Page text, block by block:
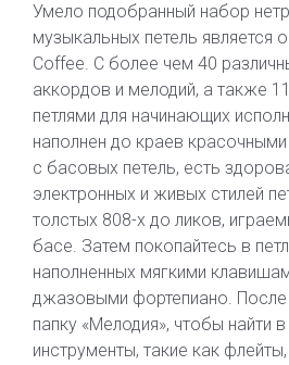
Умело подобранный набор
музыкальных петель является
Coffee. С более чем 40
аккордов и мелодий, а также
петлями для начинающих
наполнен до краев
с басовых петель, есть
электронных и живых стилей
толстых 808-х до ликов,
басе. Затем покопайтесь в
наполненных мягкими
джазовыми фортепиано. После
папку «Мелодия», чтобы найти
инструменты, такие как